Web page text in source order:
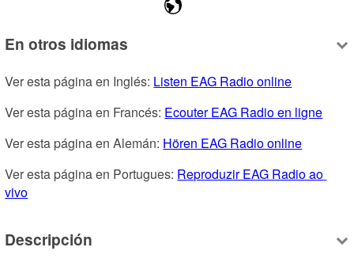
En otros idiomas
Ver esta página en Inglés: Listen EAG Radio online
Ver esta página en Francés: Ecouter EAG Radio en ligne
Ver esta página en Alemán: Hören EAG Radio online
Ver esta página en Portugues: Reproduzir EAG Radio ao
vivo
Descripción